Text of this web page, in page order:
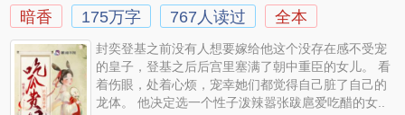
暗香 175万字 767人读过 全本
封奕登基之前没有人想要嫁给他这个没存在感不受宠
的皇子，登基之后后宫里塞满了朝中重臣的女儿。 看
着伤眼，处着心烦，宠幸她们都觉得自己脏了自己的
龙体。 他决定选一个性子泼辣嚣张跋扈爱吃醋的女..